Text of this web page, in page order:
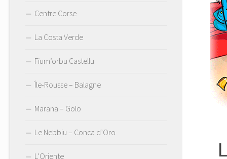
Centre Corse
La Costa Verde
Fium’orbu Castellu
Île-Rousse – Balagne
Marana – Golo
Le Nebbiu – Conca d’Oro
L’Oriente